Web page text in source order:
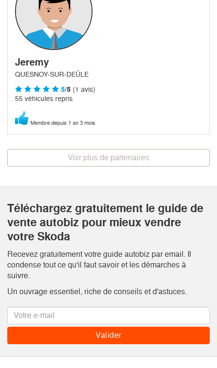
Jeremy
QUESNOY-SUR-DEÛLE
5/5 (1 avis)
55 véhicules repris
Membre depuis 1 an 3 mois
Voir plus de partenaires
Téléchargez gratuitement le guide de
vente autobiz pour mieux vendre
votre Skoda
Recevez gratuitement votre guide autobiz par email. Il
condense tout ce qu'il faut savoir et les démarches à
suivre.
Un ouvrage essentiel, riche de conseils et d'astuces.